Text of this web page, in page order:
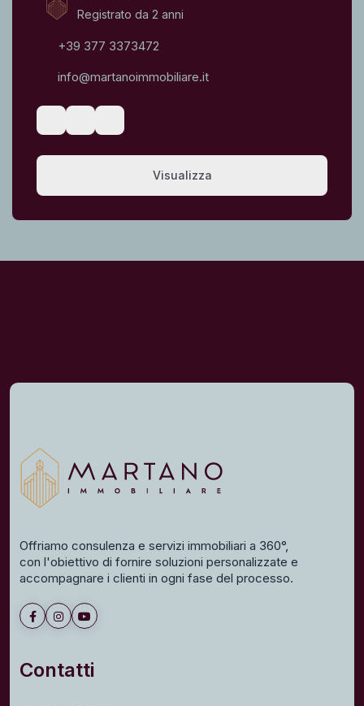
Registrato da 2 anni
+39 377 3373472
info@martanoimmobiliare.it
Visualizza
Offriamo consulenza e servizi immobiliari a 360°,
con l'obiettivo di fornire soluzioni personalizzate e
accompagnare i clienti in ogni fase del processo.
Contatti